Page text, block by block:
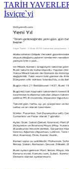
TARİH
İsviçre`yi